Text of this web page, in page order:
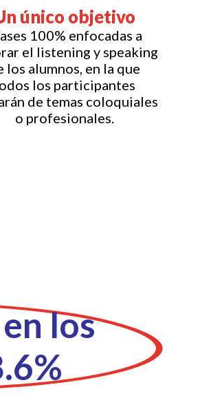
único objetivo
100% enfocadas a
el listening y speaking
los alumnos, en la que
los participantes
de temas coloquiales
o profesionales.
los